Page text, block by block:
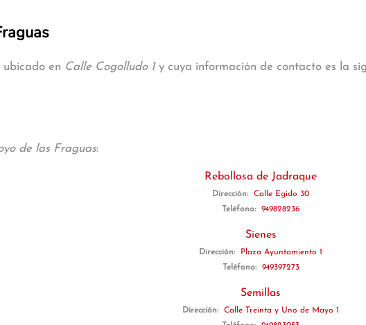
ubicado en Calle Cogolludo 1y cuya información de contacto es la
de las Fraguas:
Rebollosa de Jadraque
Dirección:
Calle Egido 30
Teléfono:
949828236
Sienes
Dirección:
Plaza Ayuntamiento 1
Teléfono:
949397273
Semillas
Dirección:
Calle Treinta y Uno de Mayo 1